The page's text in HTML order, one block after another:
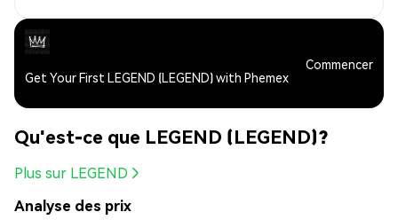
Get Your First LEGEND (LEGEND) with Phemex
Commencer
Qu'est-ce que LEGEND (LEGEND)?
Plus sur LEGEND
Analyse des prix